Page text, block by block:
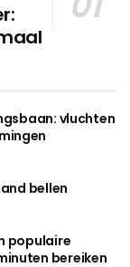
vluchten
bellen
populaire
bereiken